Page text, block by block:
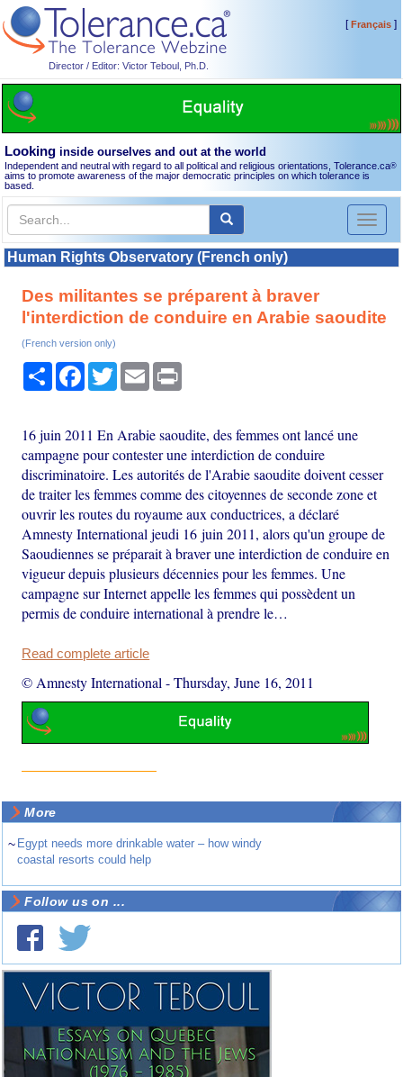
Director / Editor: Victor Teboul, Ph.D.
[Français]
Looking inside ourselves and out at the world
Independent and neutral with regard to all political and religious orientations, Tolerance.ca®
aims to promote awareness of the major democratic principles on which tolerance is
based.
Toggle
Human Rights Observatory (French only)
Des militantes se préparent à braver
l'interdiction de conduire en Arabie saoudite
(French version only)
Share Facebook
TwitterEmail
16 juin 2011 En Arabie saoudite, des femmes ont lancé une
campagne pour contester une interdiction de conduire
discriminatoire. Les autorités de l'Arabie saoudite doivent cesser
de traiter les femmes comme des citoyennes de seconde zone et
ouvrir les routes du royaume aux conductrices, a déclaré
Amnesty International jeudi 16 juin 2011, alors qu'un groupe de
Saoudiennes se préparait à braver une interdiction de conduire en
vigueur depuis plusieurs décennies pour les femmes. Une
campagne sur Internet appelle les femmes qui possèdent un
permis de conduire international à prendre le…
Read complete article
© Amnesty International -Thursday, June 16, 2011
More
~ Egypt needs more drinkable water – how windy
coastal resorts could help
Follow us on ...